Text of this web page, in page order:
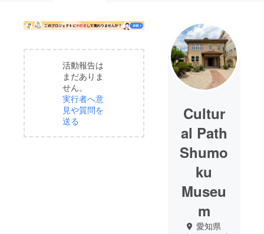
活動報告は
まだありま
せん。
実行者へ意
見や質問を
送る
Cultur
al Path
Shumo
ku
Museu
m
愛知県